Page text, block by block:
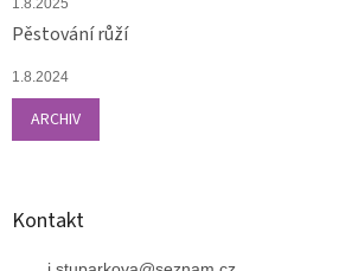
Pěstování růží
1.8.2024
ARCHIV
Kontakt